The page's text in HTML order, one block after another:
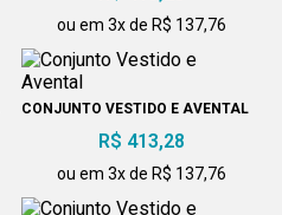
ou em 3x de R$ 137,76
CONJUNTO VESTIDO E AVENTAL
R$ 413,28
ou em 3x de R$ 137,76